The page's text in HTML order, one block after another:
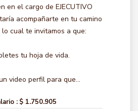
en el cargo de EJECUTIVO
acompañarte en tu camino
cual te invitamos a que:
tu hoja de vida.
video perfil para que...
: $ 1.750.905